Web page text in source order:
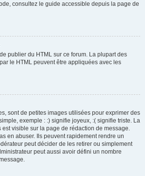
consultez le guide accessible depuis la page de
publier du HTML sur ce forum. La plupart des
le HTML peuvent être appliquées avec les
sont de petites images utilisées pour exprimer des
exemple : :) signifie joyeux, :( signifie triste. La
est visible sur la page de rédaction de message.
en abuser. Ils peuvent rapidement rendre un
peut décider de les retirer ou simplement
peut aussi avoir défini un nombre